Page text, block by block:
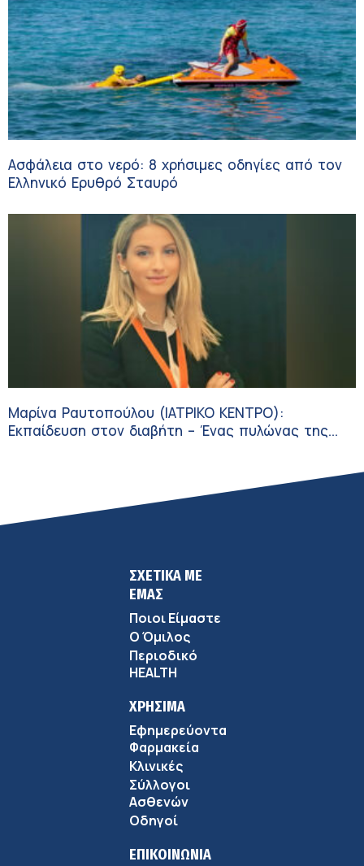
Ασφάλεια στο νερό: 8 χρήσιμες οδηγίες από τον
Ελληνικό Ερυθρό Σταυρό
Μαρίνα Ραυτοπούλου (ΙΑΤΡΙΚΟ ΚΕΝΤΡΟ):
Εκπαίδευση στον διαβήτη – Ένας πυλώνας της
ΣΧΕΤΙΚΑ ΜΕ
ΕΜΑΣ
Ποιοι Είμαστε
Ο Όμιλος
Περιοδικό
HEALTH
ΧΡΗΣΙΜΑ
Εφημερεύοντα
Φαρμακεία
Κλινικές
Σύλλογοι
Ασθενών
Οδηγοί
ΕΠΙΚΟΙΝΩΝΙΑ